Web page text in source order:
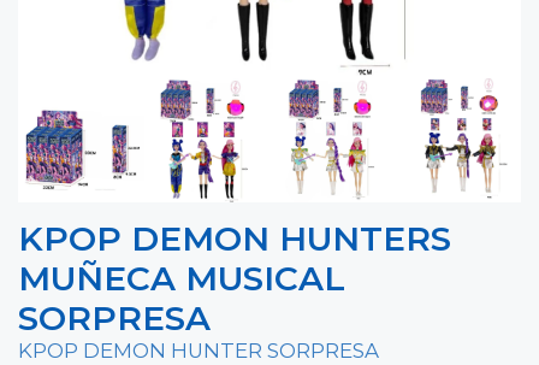
KPOP DEMON HUNTERS
MUÑECA MUSICAL
SORPRESA
KPOP DEMON HUNTER SORPRESA